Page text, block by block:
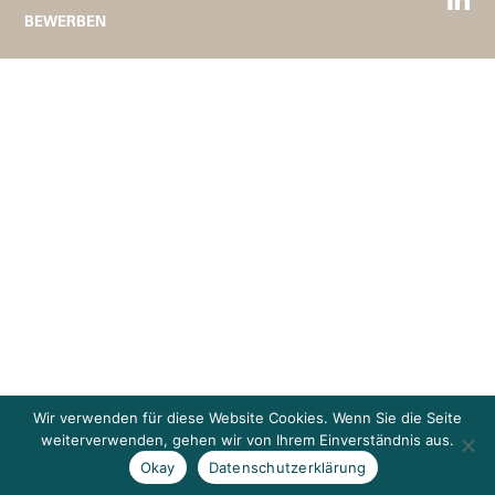
BEWERBEN
Wir verwenden für diese Website Cookies. Wenn Sie die Seite
weiterverwenden, gehen wir von Ihrem Einverständnis aus.
Okay
Datenschutzerklärung